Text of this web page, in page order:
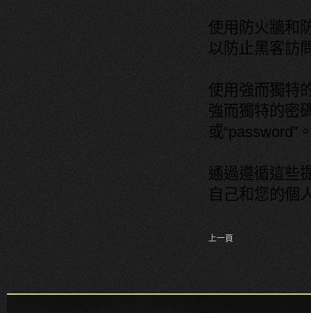
使用防火牆和
以防止黑客訪
使用強而獨特
強而獨特的密
或“password”
通過遵循這些
自己和您的個
上一頁